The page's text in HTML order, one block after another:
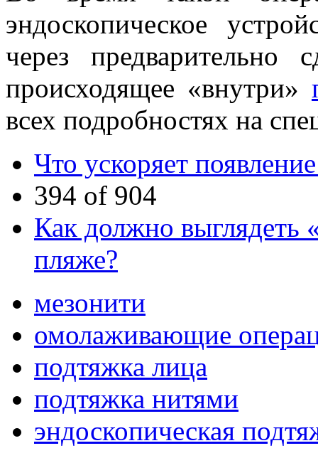
эндоскопическое
через предварительно
происходящее «внутри»
всех подробностях на
Что ускоряет
394 of 904
Как должно выглядеть
пляже?
мезонити
омолаживающие
подтяжка лица
подтяжка нитями
эндоскопическая